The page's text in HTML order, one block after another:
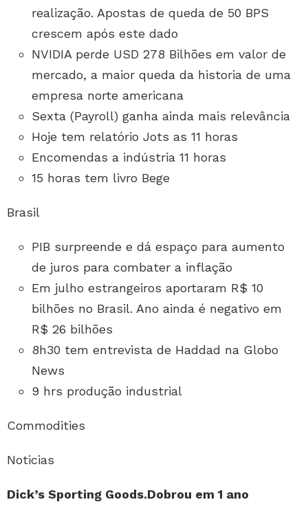
realização. Apostas de queda de 50 BPS
crescem após este dado
NVIDIA perde USD 278 Bilhões em valor de
mercado, a maior queda da historia de uma
empresa norte americana
Sexta (Payroll) ganha ainda mais relevância
Hoje tem relatório Jots as 11 horas
Encomendas a indústria 11 horas
15 horas tem livro Bege
Brasil
PIB surpreende e dá espaço para aumento
de juros para combater a inflação
Em julho estrangeiros aportaram R$ 10
bilhões no Brasil. Ano ainda é negativo em
R$ 26 bilhões
8h30 tem entrevista de Haddad na Globo
News
9 hrs produção industrial
Commodities
Noticias
Dick’s Sporting Goods.Dobrou em 1 ano